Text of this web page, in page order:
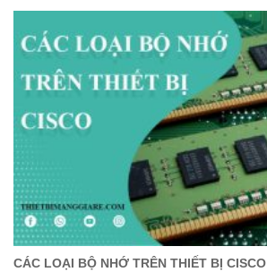
CÁC LOẠI BỘ NHỚ TRÊN THIẾT BỊ CISCO